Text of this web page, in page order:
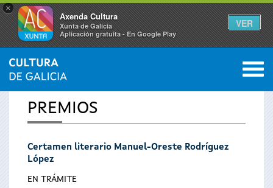
×
Axenda Cultura
Xunta de Galicia
Aplicación gratuíta - En Google Play
VER
Se
encuentra
usted
aquí
INICIO 0
PREMIOS
Certamen literario Manuel-Oreste Rodríguez
López
EN TRÁMITE